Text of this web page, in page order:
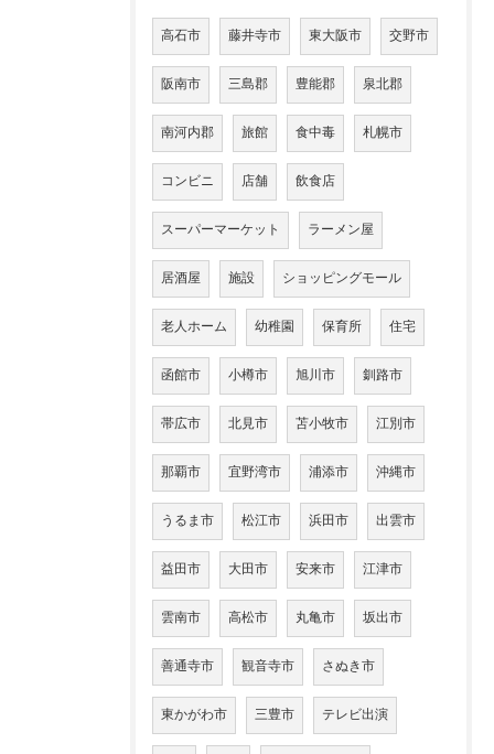
高石市 藤井寺市 東大阪市 交野市
阪南市 三島郡 豊能郡 泉北郡
南河内郡 旅館 食中毒 札幌市
コンビニ 店舗 飲食店
スーパーマーケット ラーメン屋
居酒屋 施設 ショッピングモール
老人ホーム 幼稚園 保育所 住宅
函館市 小樽市 旭川市 釧路市
帯広市 北見市 苫小牧市 江別市
那覇市 宜野湾市 浦添市 沖縄市
うるま市 松江市 浜田市 出雲市
益田市 大田市 安来市 江津市
雲南市 高松市 丸亀市 坂出市
善通寺市 観音寺市 さぬき市
東かがわ市 三豊市 テレビ出演